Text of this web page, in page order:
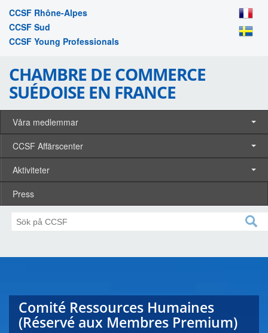
CCSF Rhône-Alpes
CCSF Sud
CCSF Young Professionals
CHAMBRE DE COMMERCE
SUÉDOISE EN FRANCE
Våra medlemmar
CCSF Affärscenter
Aktiviteter
Press
Comité Ressources Humaines
(Réservé aux Membres Premium)